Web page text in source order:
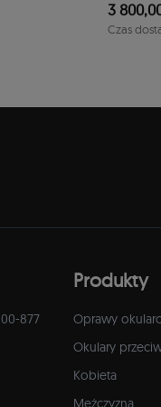
3
Czas
00-877
Produkty
Oprawy
Okulary
Kobieta
Mężczyzna